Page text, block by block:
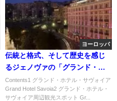
ヨーロッパ
伝統と格式、そして歴史を感じ
るジェノヴァの「グランド・ホ
テル・サヴォイア」
Contents1 グランド・ホテル・サヴォイア
Grand Hotel Savoia2 グランド・ホテル・
サヴォイア周辺観光スポット Gr...